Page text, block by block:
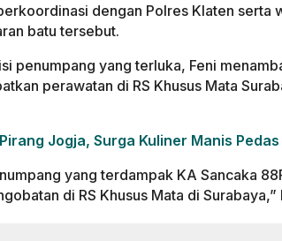
dengan Polres Klaten serta
batu tersebut.
penumpang yang terluka, Feni
perawatan di RS Khusus Mata
Jogja, Surga Kuliner Manis
yang terdampak KA Sancaka
di RS Khusus Mata di Surabaya,”